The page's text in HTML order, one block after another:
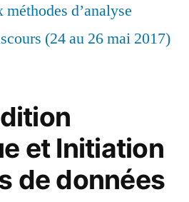
d’analyse
(24 au 26 mai 2017)
et Initiation
de données